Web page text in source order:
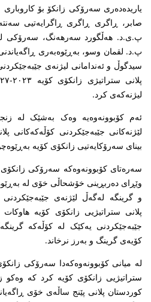
یاریدەدەری سەرۆکی زانکۆ بۆ
صابر، ڕاگری ڕاگری ڕاگرایەتیی
پ.ی.د. هەڵگورد سەرهەنگ، سەرۆکی
پ.د. لقمان وسو، بەڕێوەبەری
سیدگوڵ و ئەندامانی لیژنەی
لیژنەکەی کرد.
ئەم کۆبوونەوەیە وەک بەشێک لە
لێژنەکانی جێبەجێکردنی کۆڵەکەکانی
بینای سەرۆکایەتیی زانکۆی کۆیە
سەرەتای کۆبوونەوەکە سەرۆکی
وێڕای دەربڕینی خۆشحاڵی خۆی لە
و گرینگە لەگەڵ لێژنەی
پلانی ستراتیژیی زانکۆی کۆیە
جێبەجێکردنی یەکێک لە کۆڵەکە
کۆیەی گرینگ و بەرز نرخاند.
لە میانی کۆبوونەوەکەدا سەرۆکی
ستراتیژیی زانکۆی کۆیە کرد کە
کوردستان پلانی پێنج ساڵەی خۆی